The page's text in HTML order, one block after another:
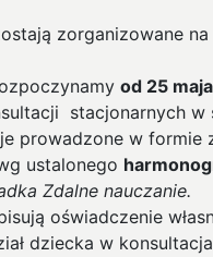
zorganizowane
od 25
stacjonarnych w
prowadzone w formie
ustalonego
Zdalne nauczanie.
oświadczenie
dziecka w